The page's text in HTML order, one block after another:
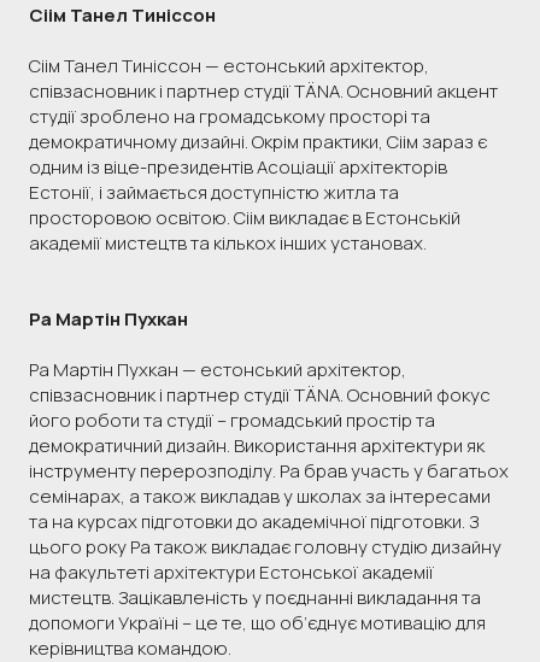
Сіім Танел Тиніссон
Сіім Танел Тиніссон — естонський архітектор,
співзасновник і партнер студії TÄNA. Основний акцент
студії зроблено на громадському просторі та
демократичному дизайні. Окрім практики, Сіім зараз є
одним із віце-президентів Асоціації архітекторів
Естонії, і займається доступністю житла та
просторовою освітою. Сіім викладає в Естонській
академії мистецтв та кількох інших установах.
Ра Мартін Пухкан
Ра Мартін Пухкан — естонський архітектор,
співзасновник і партнер студії TÄNA. Основний фокус
його роботи та студії – громадський простір та
демократичний дизайн. Використання архітектури як
інструменту перерозподілу. Ра брав участь у багатьох
семінарах, а також викладав у школах за інтересами
та на курсах підготовки до академічної підготовки. З
цього року Ра також викладає головну студію дизайну
на факультеті архітектури Естонської академії
мистецтв. Зацікавленість у поєднанні викладання та
допомоги Україні – це те, що об’єднує мотивацію для
керівництва командою.